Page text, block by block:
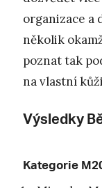
organizace a
několik
poznat tak
na vlastní
Výsledky
Kategorie